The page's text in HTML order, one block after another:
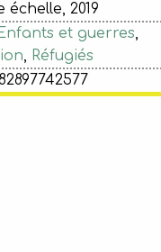
échelle, 2019
Enfants et guerres,
, Réfugiés